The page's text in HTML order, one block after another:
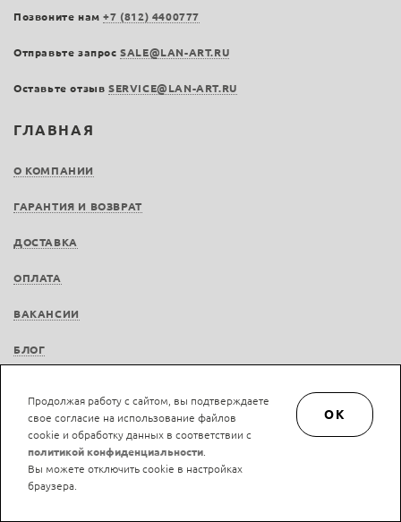
ГЛАВНАЯ
О КОМПАНИИ
ГАРАНТИЯ И ВОЗВРАТ
ДОСТАВКА
ОПЛАТА
ВАКАНСИИ
БЛОГ
Позвоните нам+7 (812) 4400777
Отправьте запросSALE@LAN-ART.RU
Оставьте отзыв SERVICE@LAN-ART.RU
© LAN-art.ru, 2013—2026. Все права защищены.Политика конфиденциальности.
Положение об обработке и защите персональных данных.
Продолжая работу с сайтом, вы подтверждаете
свое согласие на использование файлов
cookie и обработку данных в соответствии с
политикой конфиденциальности
Вы можете отключить cookie в настройках
браузера.
OK